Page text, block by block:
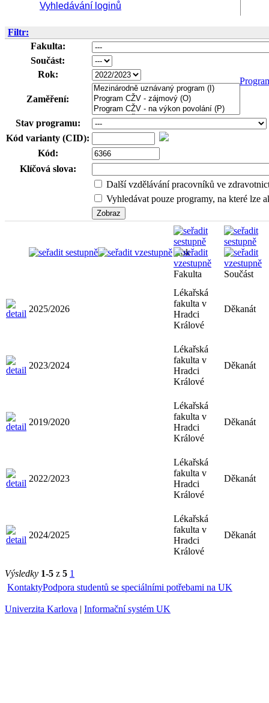
Vyhledávání loginů
Filtr:
Fakulta:
Součást:
Rok:
Zaměření:
Stav programu:
Kód varianty (CID):
Kód:
Klíčová slova:
Další vzdělávání pracovníků ve
Vyhledávat pouze programy, na které lze
Rok
Fakulta Součást
2025/2026
Lékařská
fakulta v
Hradci
Králové
Děkanát
2023/2024
Lékařská
fakulta v
Hradci
Králové
Děkanát
2019/2020
Lékařská
fakulta v
Hradci
Králové
Děkanát
2022/2023
Lékařská
fakulta v
Hradci
Králové
Děkanát
2024/2025
Lékařská
fakulta v
Hradci
Králové
Děkanát
Výsledky 1-5 z 5 1
KontaktyPodpora studentů se speciálními potřebami na UK
Univerzita Karlova | Informační systém UK